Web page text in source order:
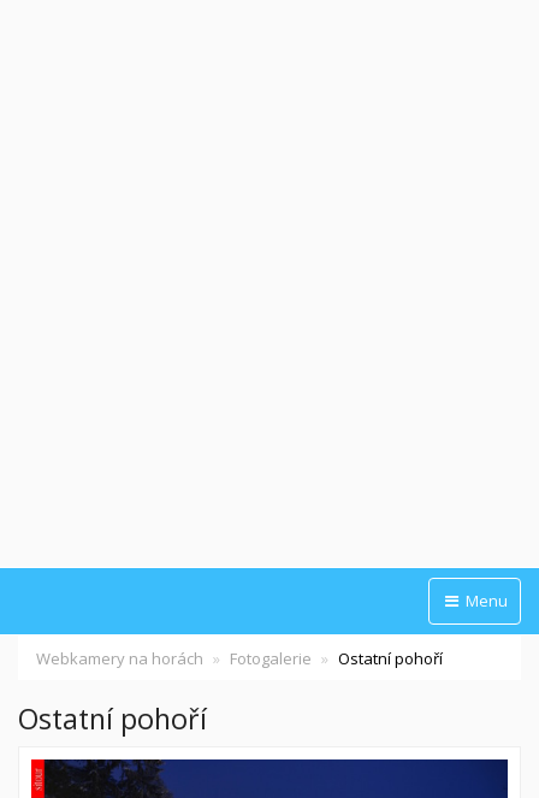
Menu
Webkamery na horách Fotogalerie Ostatní pohoří
Ostatní pohoří